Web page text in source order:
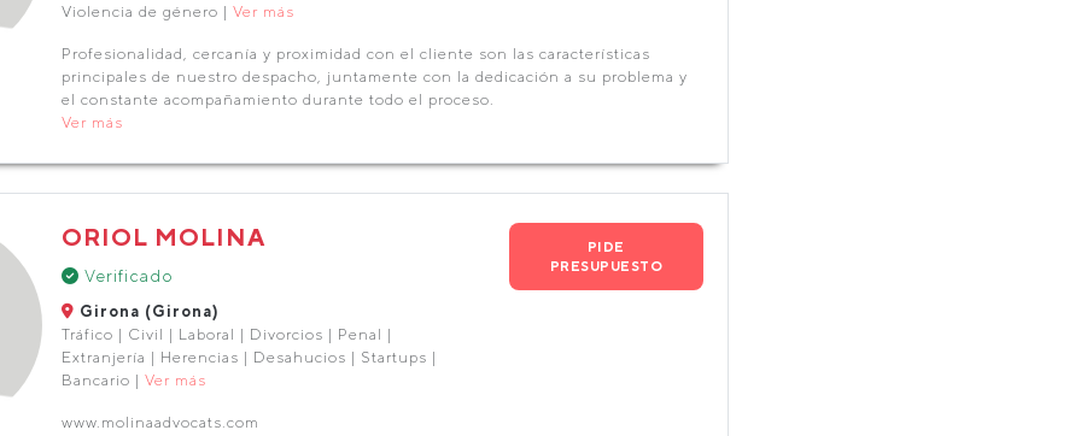
Violencia de género | Ver más
Profesionalidad, cercanía y proximidad con el cliente son las características
principales de nuestro despacho, juntamente con la dedicación a su problema y
el constante acompañamiento durante todo el proceso.
Ver más
ORIOL MOLINA
Verificado
Girona (Girona)
Tráfico | Civil | Laboral | Divorcios | Penal |
Extranjería | Herencias | Desahucios | Startups |
Bancario | Ver más
PIDE
PRESUPUESTO
www.molinaadvocats.com